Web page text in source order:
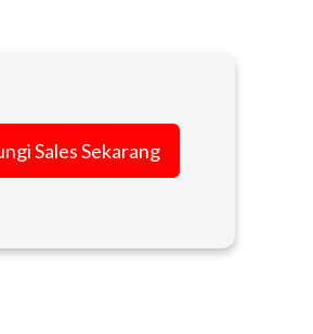
Sales Sekarang